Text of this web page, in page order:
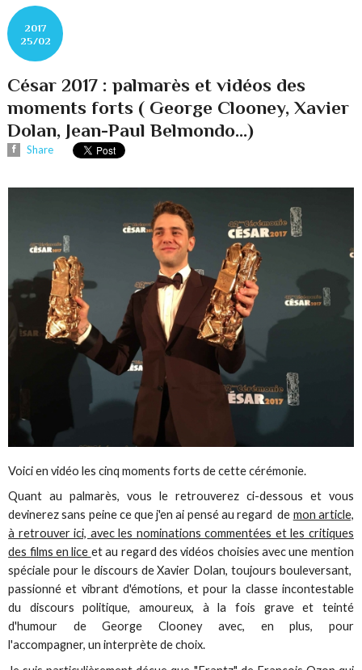
2017
25/02
César 2017 : palmarès et vidéos des
moments forts ( George Clooney, Xavier
Dolan, Jean-Paul Belmondo...)
Share
Voici en vidéo les cinq moments forts de cette cérémonie.
Quant au palmarès, vous le retrouverez ci-dessous et vous
devinerez sans peine ce que j'en ai pensé au regard de mon article,
à retrouver ici, avec les nominations commentées et les critiques
des films en lice et au regard des vidéos choisies avec une mention
spéciale pour le discours de Xavier Dolan, toujours bouleversant,
passionné et vibrant d'émotions, et pour la classe incontestable
du discours politique, amoureux, à la fois grave et teinté
d'humour de George Clooney avec, en plus, pour
l'accompagner, un interprète de choix.